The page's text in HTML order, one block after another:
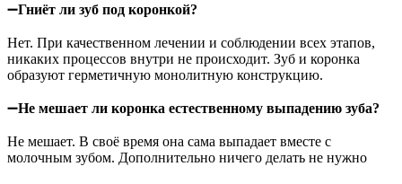
➖Гниёт ли зуб под коронкой?
Нет. При качественном лечении и соблюдении всех этапов,
никаких процессов внутри не происходит. Зуб и коронка
образуют герметичную монолитную конструкцию.
➖Не мешает ли коронка естественному выпадению зуба?
Не мешает. В своё время она сама выпадает вместе с
молочным зубом. Дополнительно ничего делать не нужно